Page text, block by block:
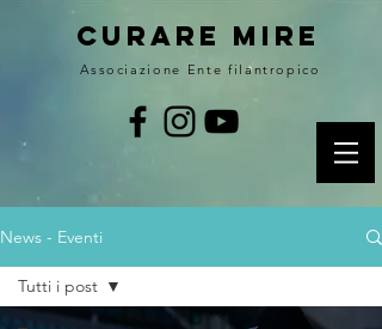
curare MIRE
Associazione Ente filantropico
News - Eventi
Tutti i post